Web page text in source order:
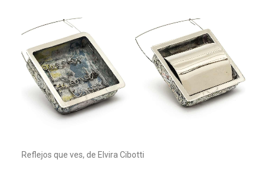
Reflejos que ves, de Elvira Cibotti